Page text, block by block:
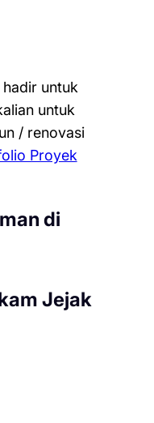
untuk
untuk
/ renovasi
Proyek
di
Jejak